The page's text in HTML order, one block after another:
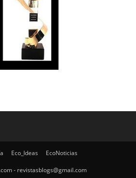
Eco_Ideas EcoNoticias
- revistasblogs@gmail.com